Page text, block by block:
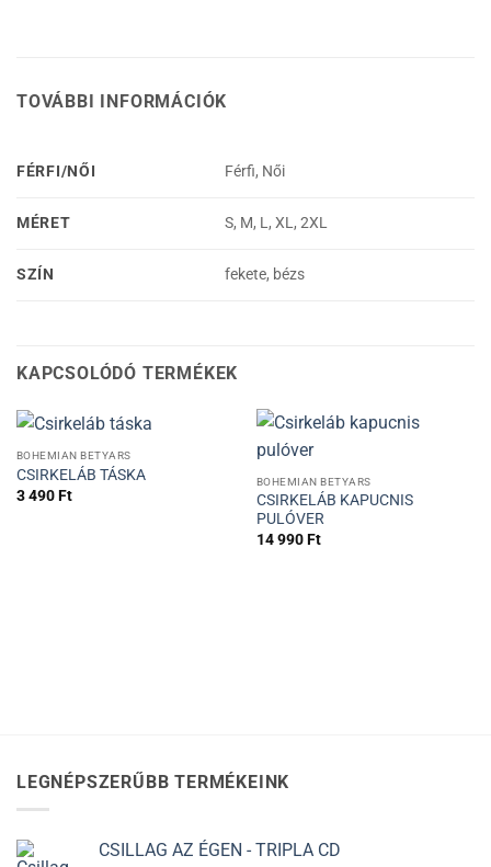
TOVÁBBI INFORMÁCIÓK
FÉRFI/NŐI Férfi, Női
MÉRET S, M, L, XL, 2XL
SZÍN fekete, bézs
KAPCSOLÓDÓ TERMÉKEK
BOHEMIAN BETYARS
CSIRKELÁB TÁSKA
3 490Ft
BOHEMIAN BETYARS
CSIRKELÁB KAPUCNIS
PULÓVER
14 990Ft
LEGNÉPSZERŰBB TERMÉKEINK
CSILLAG AZ ÉGEN - TRIPLA CD